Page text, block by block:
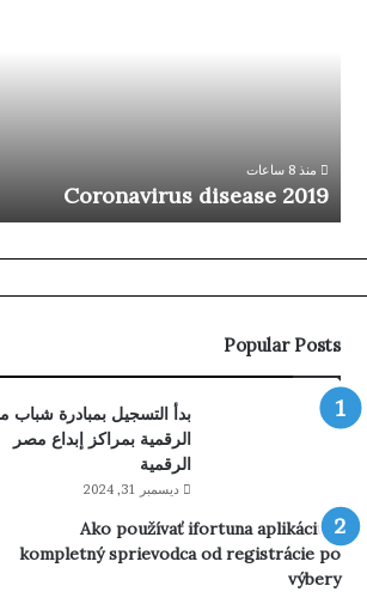
منذ 8 ساعات
Coronavirus disease 2019
Popular Posts
بدأ التسجيل بمبادرة شباب
الرقمية بمراكز إبداع مصر
الرقمية
ديسمبر 31, 2024
Ako používať ifortuna aplikáciu –
kompletný sprievodca od registrácie po
výbery